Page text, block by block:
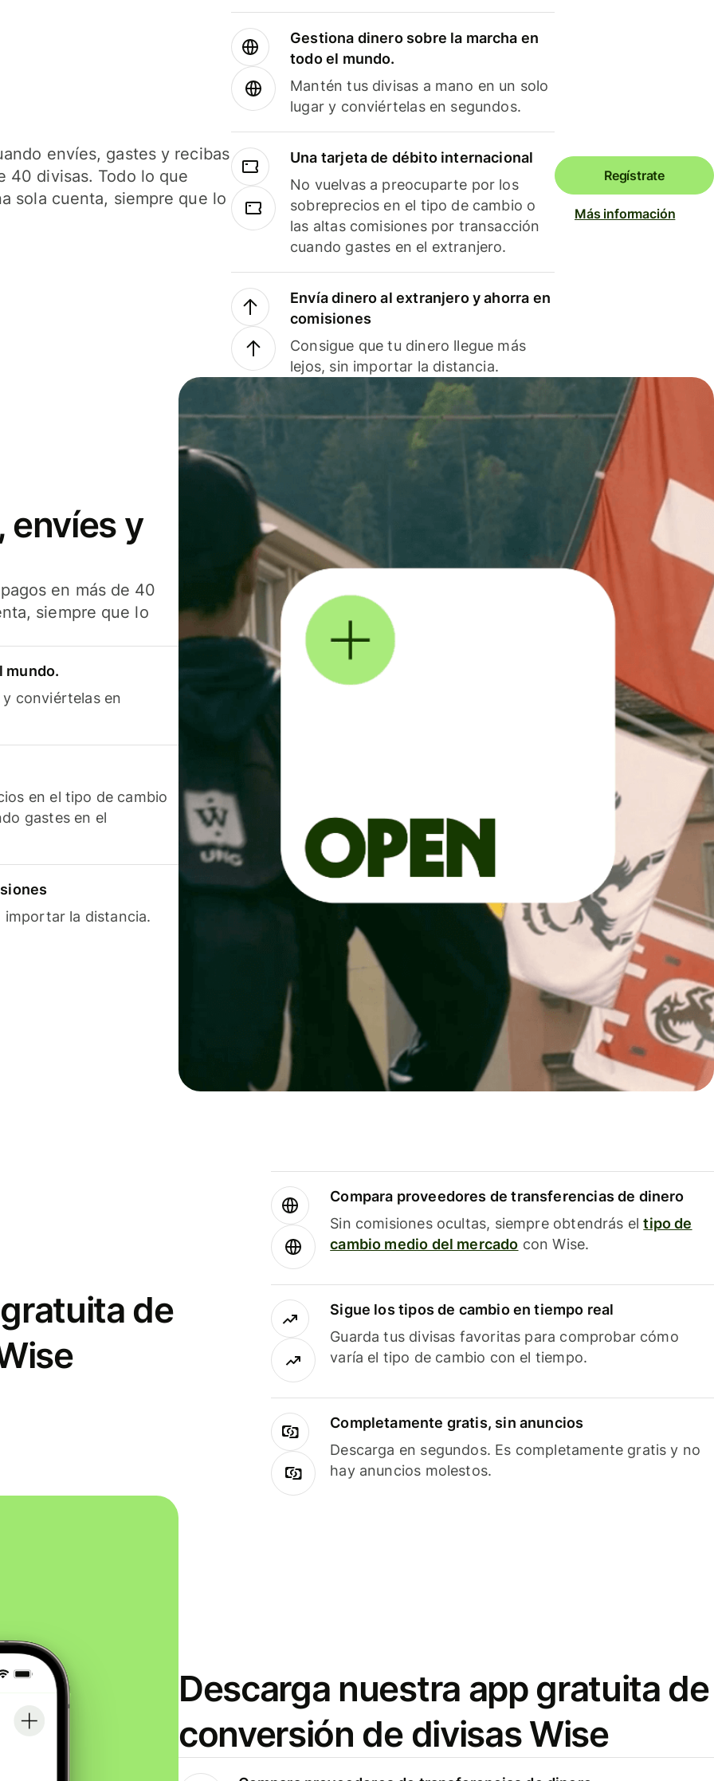
envíes, gastes y recibas
40 divisas. Todo lo que
sola cuenta, siempre que lo
Gestiona dinero sobre la marcha en
todo el mundo.
Mantén tus divisas a mano en un solo
lugar y conviértelas en segundos.
Una tarjeta de débito internacional
No vuelvas a preocuparte por los
sobreprecios en el tipo de cambio o
las altas comisiones por transacción
cuando gastes en el extranjero.
Envía dinero al extranjero y ahorra en
comisiones
Consigue que tu dinero llegue más
lejos, sin importar la distancia.
Regístrate
Más información
envíes y
en más de 40
siempre que lo
mundo.
conviértelas en
en el tipo de cambio
gastes en el
importar la distancia.
de
Compara proveedores de transferencias de dinero
Sin comisiones ocultas, siempre obtendrás eltipo de
cambio medio del mercado con Wise.
Sigue los tipos de cambio en tiempo real
Guarda tus divisas favoritas para comprobar cómo
varía el tipo de cambio con el tiempo.
Completamente gratis, sin anuncios
Descarga en segundos. Es completamente gratis y no
hay anuncios molestos.
Descarga nuestra app gratuita de
conversión de divisas Wise